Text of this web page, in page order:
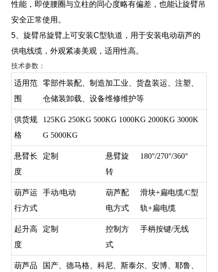
性能，即使腰圈与立柱的同心度略有偏差，也能让旋臂吊
安全正常使用。
5、旋臂吊旋臂上可安装C型轨道，用于安装电动葫芦的
供电线缆，外观紧凑美观，适用性高。
技术参数：
适用范
围
零部件装配、制造加工业、货盘装运、注塑、
仓储装卸载、设备维修维护等
供货规
格
125KG 250KG 500KG 1000KG 2000KG 3000K
G 5000KG
悬臂长
度
定制
悬臂旋
转
180°/270°/360°
葫芦运
行方式
手动/电动
葫芦配
电方式
滑块+扁电缆/C型
轨+扁电缆
起升高
度
定制
控制方
式
手柄按键/无线
葫芦品
国产、德马格、科尼、斯泰尔、安博、耶鲁、